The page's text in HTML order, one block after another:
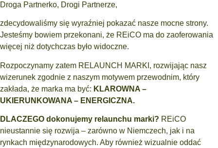
Droga Partnerko, Drogi Partnerze,
zdecydowaliśmy się wyraźniej pokazać nasze mocne strony.
Jesteśmy bowiem przekonani, że REiCO ma do zaoferowania
więcej niż dotychczas było widoczne.
Rozpoczynamy zatem RELAUNCH MARKI, rozwijając nasz
wizerunek zgodnie z naszym motywem przewodnim, który
zakłada, że marka ma być: KLAROWNA –
UKIERUNKOWANA – ENERGICZNA.
DLACZEGO dokonujemy relaunchu marki? REiCO
nieustannie się rozwija – zarówno w Niemczech, jak i na
rynkach międzynarodowych. Aby również wizualnie oddać